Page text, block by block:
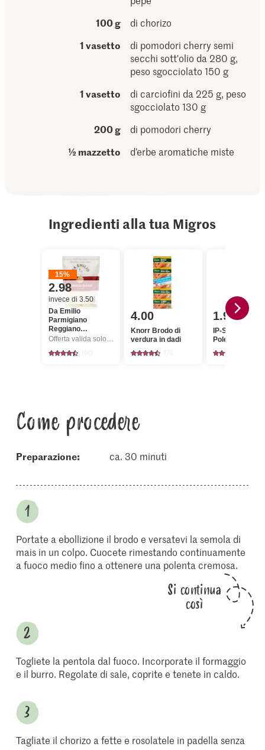
100 g
di chorizo
1 vasetto
di pomodori cherry semi
secchi sott'olio da 280 g,
peso sgocciolato 150 g
1 vasetto
di carciofini da 225 g, peso
sgocciolato 130 g
200 g
di pomodori cherry
½ mazzetto
d’erbe aromatiche miste
Ingredienti alla tua Migros
15%
2.98
invece di 3.50
Da Emilio
Parmigiano
Reggiano
Formaggio
Offerta valida solo dal 6.8 al 12.8.2026, fino a esaurimento dello stock.
4.00
Knorr Brodo di
verdura in dadi
1.95
IP-SUISSE aha!
Polenta fine
Come procedere
Preparazione: ca. 30 minuti
Portate a ebollizione il brodo e versatevi la semola di
mais in un colpo. Cuocete rimestando continuamente
a fuoco medio fino a ottenere una polenta cremosa.
Si continua
così
Togliete la pentola dal fuoco. Incorporate il formaggio
e il burro. Regolate di sale, coprite e tenete in caldo.
Tagliate il chorizo a fette e rosolatele in padella senza